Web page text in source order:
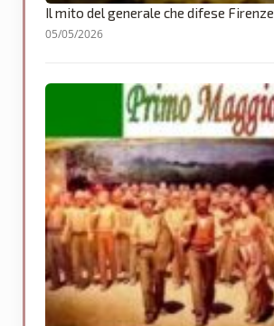
Il mito del generale che difese Firenze
05/05/2026